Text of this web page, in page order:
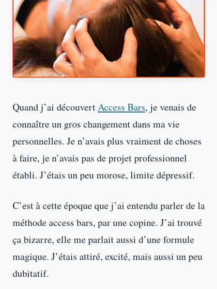
Quand j’ai découvertAccess Bars, je venais de
connaître un gros changement dans ma vie
personnelles. Je n’avais plus vraiment de choses
à faire, je n’avais pas de projet professionnel
établi. J’étais un peu morose, limite dépressif.
C’est à cette époque que j’ai entendu parler de la
méthode access bars, par une copine. J’ai trouvé
ça bizarre, elle me parlait aussi d’une formule
magique. J’étais attiré, excité, mais aussi un peu
dubitatif.